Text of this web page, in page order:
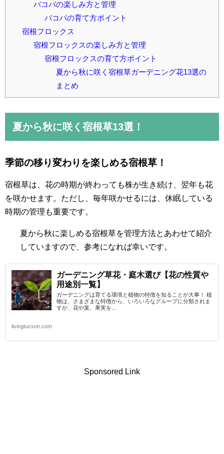
バコパの楽しみ方と管理
バコパの育て方ポイント
宿根フロックス
宿根フロックスの楽しみ方と管理
宿根フロックスの育て方ポイント
夏から秋に咲く宿根草ガーデニング花13選の
まとめ
夏から秋に咲く宿根草13選！
季節の移り変わりを楽しめる宿根草！
宿根草は、花の時期が終わっても株が生き続け、翌年も花
を咲かせます。ただし、毎年咲かせるには、休眠している
時期の管理も重要です。
夏から秋に楽しめる宿根草を管理方法とあわせて紹介
していますので、参考になれば幸いです。
ガーデニング草花・庭木選び【花の性質や
用途別一覧】
ガーデニングは育てる環境と植物の特徴を知ることが大事！ 植
物は、さまざまな特徴から、いろいろなグループに分類されま
すが、花や葉、果実を...
livingtucson.com
Sponsored Link